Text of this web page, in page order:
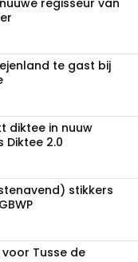
regisseur van
te gast bij
diktee in nuuw
Diktee 2.0
stikkers
Tusse de